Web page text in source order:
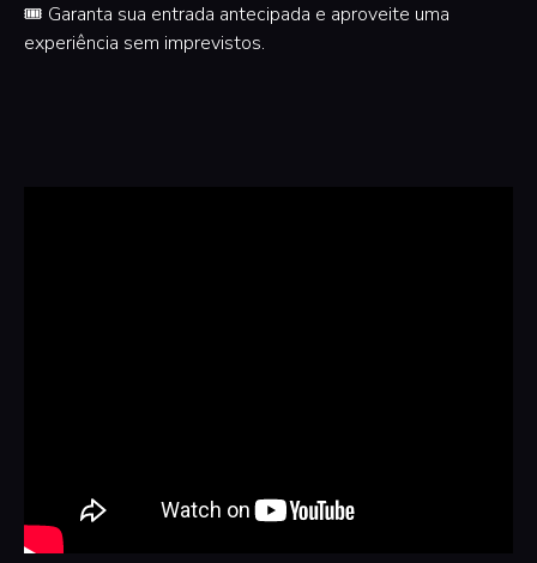
🎟️ Garanta sua entrada antecipada e aproveite uma
experiência sem imprevistos.